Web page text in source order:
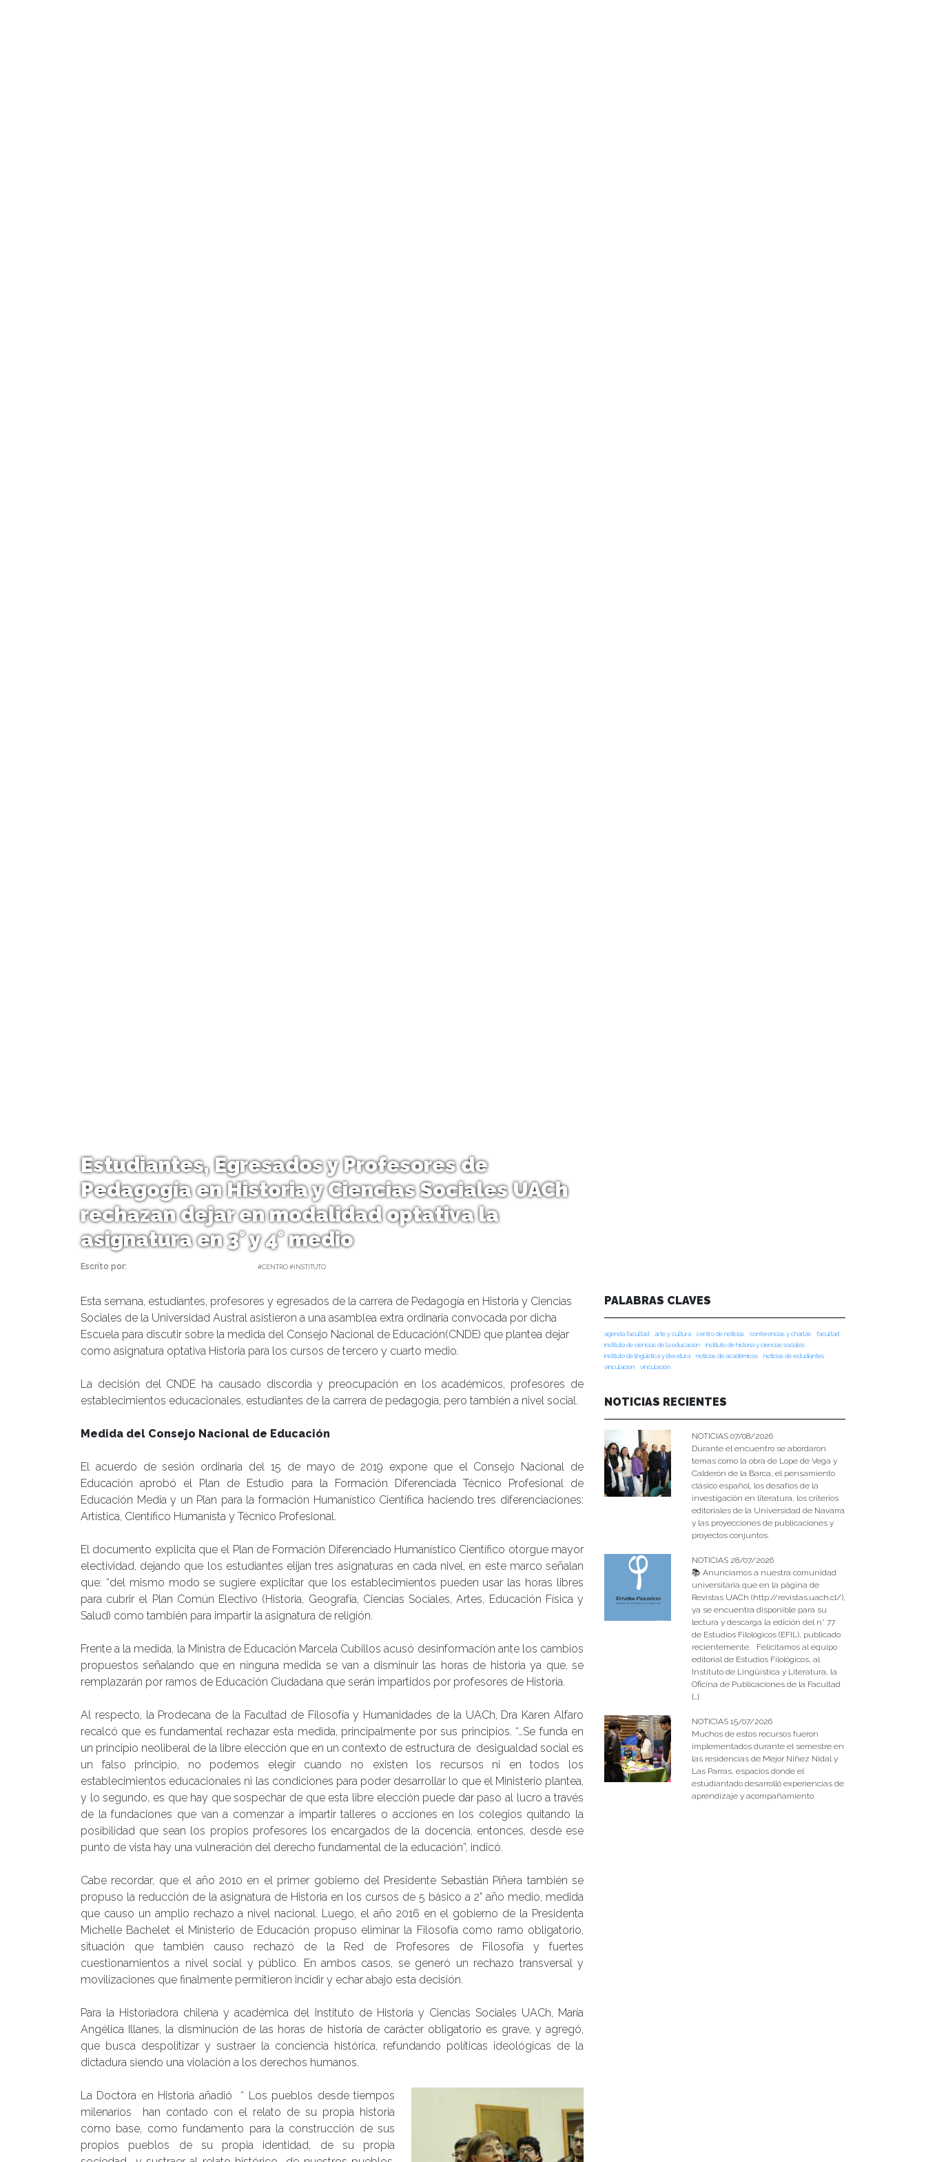
Estudiantes, Egresados y Profesores de
Pedagogía en Historia y Ciencias Sociales UACh
rechazan dejar en modalidad optativa la
asignatura en 3° y 4° medio
Escrito por: #CENTRO #INSTITUTO
Esta semana, estudiantes, profesores y egresados de la carrera de Pedagogía en Historia y Ciencias
Sociales de la Universidad Austral asistieron a una asamblea extra ordinaria convocada por dicha
Escuela para discutir sobre la medida del Consejo Nacional de Educación(CNDE) que plantea dejar
como asignatura optativa Historia para los cursos de tercero y cuarto medio.
La decisión del CNDE ha causado discordia y preocupación en los académicos, profesores de
establecimientos educacionales, estudiantes de la carrera de pedagogía, pero también a nivel social.
Medida del Consejo Nacional de Educación
El acuerdo de sesión ordinaria del 15 de mayo de 2019 expone que el Consejo Nacional de
Educación aprobó el Plan de Estudio para la Formación Diferenciada Técnico Profesional de
Educación Media y un Plan para la formación Humanístico Científica haciendo tres diferenciaciones:
Artística, Científico Humanista y Técnico Profesional.
El documento explicita que el Plan de Formación Diferenciado Humanístico Científico otorgue mayor
electividad, dejando que los estudiantes elijan tres asignaturas en cada nivel, en este marco señalan
que: “del mismo modo se sugiere explicitar que los establecimientos pueden usar las horas libres
para cubrir el Plan Común Electivo (Historia, Geografía, Ciencias Sociales, Artes, Educación Física y
Salud) como también para impartir la asignatura de religión.
Frente a la medida, la Ministra de Educación Marcela Cubillos acusó desinformación ante los cambios
propuestos señalando que en ninguna medida se van a disminuir las horas de historia ya que, se
remplazarán por ramos de Educación Ciudadana que serán impartidos por profesores de Historia.
Al respecto, la Prodecana de la Facultad de Filosofía y Humanidades de la UACh, Dra Karen Alfaro
recalcó que es fundamental rechazar esta medida, principalmente por sus principios. “…Se funda en
un principio neoliberal de la libre elección que en un contexto de estructura de desigualdad social es
un falso principio, no podemos elegir cuando no existen los recursos ni en todos los
establecimientos educacionales ni las condiciones para poder desarrollar lo que el Ministerio plantea,
y lo segundo, es que hay que sospechar de que esta libre elección puede dar paso al lucro a través
de la fundaciones que van a comenzar a impartir talleres o acciones en los colegios quitando la
posibilidad que sean los propios profesores los encargados de la docencia, entonces, desde ese
punto de vista hay una vulneración del derecho fundamental de la educación”, indicó.
Cabe recordar, que el año 2010 en el primer gobierno del Presidente Sebastián Piñera también se
propuso la reducción de la asignatura de Historia en los cursos de 5 básico a 2° año medio, medida
que causo un amplio rechazo a nivel nacional. Luego, el año 2016 en el gobierno de la Presidenta
Michelle Bachelet el Ministerio de Educación propuso eliminar la Filosofía como ramo obligatorio,
situación que también causo rechazó de la Red de Profesores de Filosofía y fuertes
cuestionamientos a nivel social y público. En ambos casos, se generó un rechazo transversal y
movilizaciones que finalmente permitieron incidir y echar abajo esta decisión.
Para la Historiadora chilena y académica del Instituto de Historia y Ciencias Sociales UACh, María
Angélica Illanes, la disminución de las horas de historia de carácter obligatorio es grave, y agregó,
que busca despolitizar y sustraer la conciencia histórica, refundando políticas ideológicas de la
dictadura siendo una violación a los derechos humanos.
La Doctora en Historia añadió “ Los pueblos desde tiempos
milenarios han contado con el relato de su propia historia
como base, como fundamento para la construcción de sus
propios pueblos de su propia identidad, de su propia
PALABRAS CLAVES
agenda facultad arte y cultura centro de noticias conferencias y charlas
facultad
instituto de ciencias de la educación
instituto de historia y ciencias sociales
instituto de lingüística y literatura
noticias de académicos
noticias de estudiantes
vinculacion
vinculación
NOTICIAS RECIENTES
NOTICIAS 07/08/2026
Durante el encuentro se abordaron
temas como la obra de Lope de Vega y
Calderón de la Barca, el pensamiento
clásico español, los desafíos de la
investigación en literatura, los criterios
editoriales de la Universidad de Navarra
y las proyecciones de publicaciones y
proyectos conjuntos.
NOTICIAS 28/07/2026
📚 Anunciamos a nuestra comunidad
universitaria que en la página de
Revistas UACh (http://revistas.uach.cl/),
ya se encuentra disponible para su
lectura y descarga la edición del n° 77
de Estudios Filológicos (EFIL), publicado
recientemente. Felicitamos al equipo
editorial de Estudios Filológicos, al
Instituto de Lingüística y Literatura, la
Oficina de Publicaciones de la Facultad
[…]
NOTICIAS 15/07/2026
Muchos de estos recursos fueron
implementados durante el semestre en
las residencias de Mejor Niñez Nidal y
Las Parras, espacios donde el
estudiantado desarrolló experiencias de
aprendizaje y acompañamiento.